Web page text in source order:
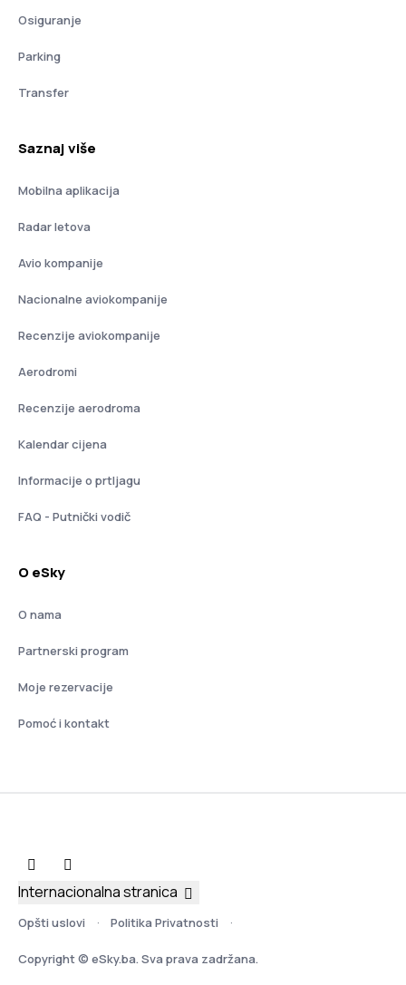
Osiguranje
Parking
Transfer
Saznaj više
Mobilna aplikacija
Radar letova
Avio kompanije
Nacionalne aviokompanije
Recenzije aviokompanije
Aerodromi
Recenzije aerodroma
Kalendar cijena
Informacije o prtljagu
FAQ - Putnički vodič
O eSky
O nama
Partnerski program
Moje rezervacije
Pomoć i kontakt
Opšti uslovi Politika Privatnosti
Copyright © eSky.ba. Sva prava zadržana.
Internacionalna stranica